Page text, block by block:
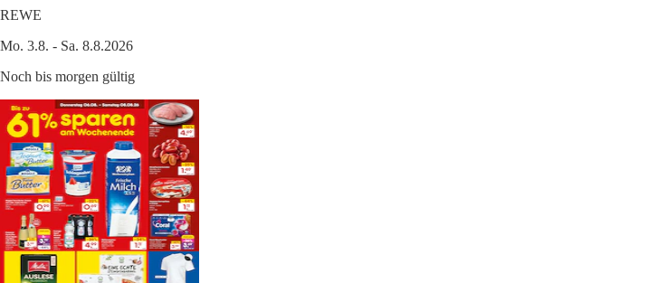
REWE
Mo. 3.8. - Sa. 8.8.2026
Noch bis morgen gültig